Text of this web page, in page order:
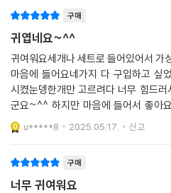
구매
귀엽네요~^^
귀여워요세개나 세트로 들어있어서 가
마음에 들어요네가지 다 구입하고 싶
시켰눈뎅한개만 고르려다 너무 힘드
군요~^^ 하지만 마음에 들어서 좋아
는 중..이번에 책주문하면서 문구류 몇
데제일 맘에 듭니당
u*****8 2025.05.17. 신고
구매
너무 귀여워요